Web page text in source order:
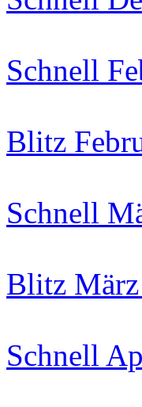
Schnell
Blitz
Schnell
Blitz
Schnell